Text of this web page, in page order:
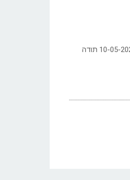
הפנים האנושיות של הפנטנל כתב: גילי חסקין; 10-05-2026 תודה